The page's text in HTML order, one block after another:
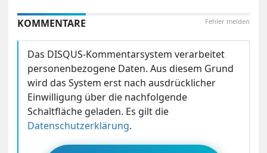
Fehler melden
KOMMENTARE
Das DISQUS-Kommentarsystem verarbeitet
personenbezogene Daten. Aus diesem Grund
wird das System erst nach ausdrücklicher
Einwilligung über die nachfolgende
Schaltfläche geladen. Es gilt die
Datenschutzerklärung.